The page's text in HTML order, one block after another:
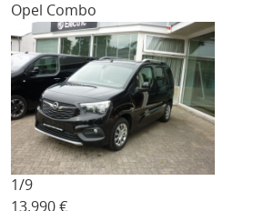
Opel Combo
1/9
13.990 €